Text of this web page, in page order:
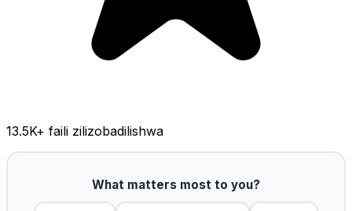
13.5K+ faili zilizobadilishwa
What matters most to you?